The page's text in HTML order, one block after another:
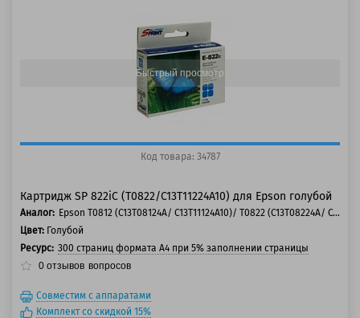
Быстрый просмотр
Код товара: 34787
Картридж SP 822iC (T0822/C13T11224A10) для Epson голубой
Аналог:
Epson T0812 (C13T08124A/ C13T11124A10)/ T0822 (C13T08224A/ C13T11224A10)
Цвет: Голубой
Ресурс: 300 страниц формата А4 при 5% заполнении страницы
0 отзывов вопросов
Совместим с аппаратами
Комплект со скидкой 15%